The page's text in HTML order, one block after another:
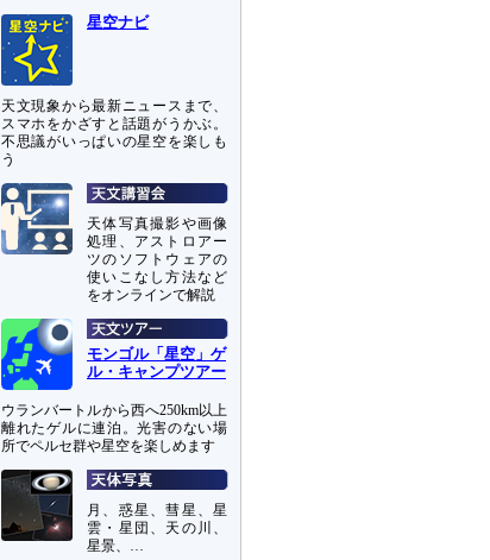
星空ナビ
天文現象から最新ニュースまで、
スマホをかざすと話題がうかぶ。
不思議がいっぱいの星空を楽しも
う
天体写真撮影や画像
処理、アストロアー
ツのソフトウェアの
使いこなし方法など
をオンラインで解説
モンゴル「星空」ゲ
ル・キャンプツアー
ウランバートルから西へ250km以上
離れたゲルに連泊。光害のない場
所でペルセ群や星空を楽しめます
月、惑星、彗星、星
雲・星団、天の川、
星景、…